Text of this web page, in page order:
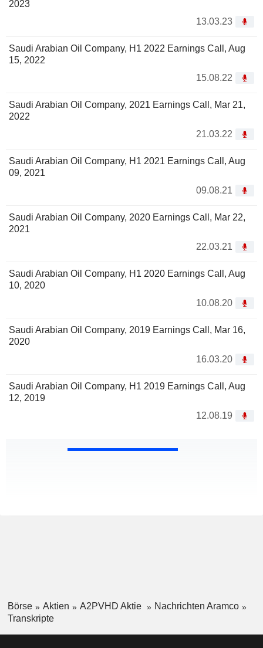
2023
13.03.23
Saudi Arabian Oil Company, H1 2022 Earnings Call, Aug
15, 2022
15.08.22
Saudi Arabian Oil Company, 2021 Earnings Call, Mar 21,
2022
21.03.22
Saudi Arabian Oil Company, H1 2021 Earnings Call, Aug
09, 2021
09.08.21
Saudi Arabian Oil Company, 2020 Earnings Call, Mar 22,
2021
22.03.21
Saudi Arabian Oil Company, H1 2020 Earnings Call, Aug
10, 2020
10.08.20
Saudi Arabian Oil Company, 2019 Earnings Call, Mar 16,
2020
16.03.20
Saudi Arabian Oil Company, H1 2019 Earnings Call, Aug
12, 2019
12.08.19
Börse Aktien A2PVHD Aktie
Nachrichten Aramco
Transkripte